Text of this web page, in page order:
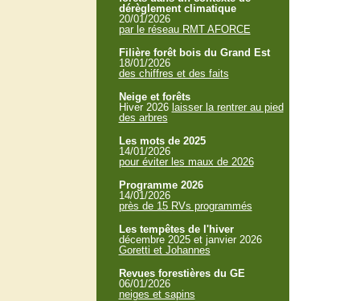
dérèglement climatique
20/01/2026
par le réseau RMT AFORCE
Filière forêt bois du Grand Est
18/01/2026
des chiffres et des faits
Neige et forêts
Hiver 2026 laisser la rentrer au pied
des arbres
Les mots de 2025
14/01/2026
pour éviter les maux de 2026
Programme 2026
14/01/2026
près de 15 RVs programmés
Les tempêtes de l'hiver
décembre 2025 et janvier 2026
Goretti et Johannes
Revues forestières du GE
06/01/2026
neiges et sapins